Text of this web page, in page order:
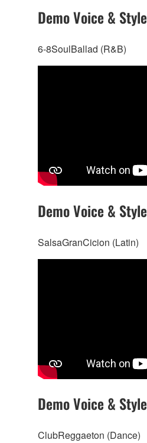
Demo Voice & Style
6-8SoulBallad (R&B)
Demo Voice & Style
SalsaGranCicion (Latin)
Demo Voice & Style
ClubReggaeton (Dance)